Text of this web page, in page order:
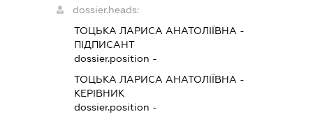
dossier.heads:
ТОЦЬКА ЛАРИСА АНАТОЛІЇВНА -
ПІДПИСАНТ
dossier.position -
ТОЦЬКА ЛАРИСА АНАТОЛІЇВНА -
КЕРІВНИК
dossier.position -